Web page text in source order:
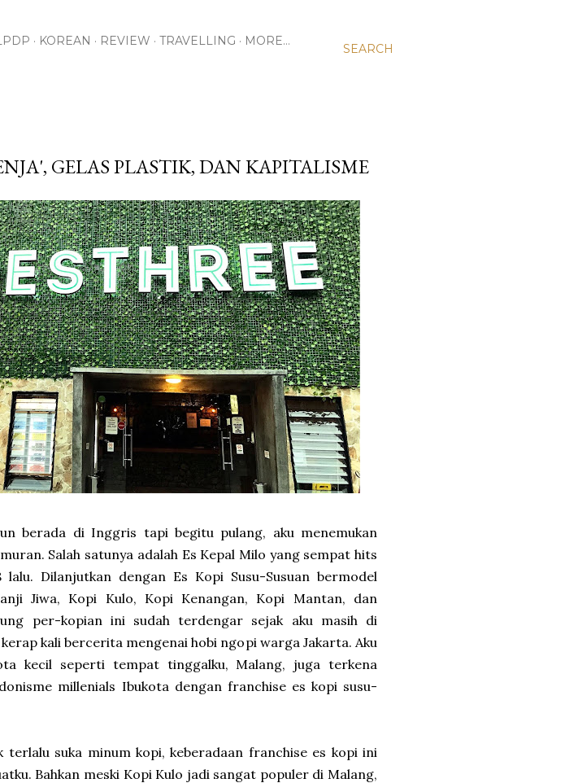
SEARCH
KOREAN REVIEW TRAVELLING MORE…
GELAS PLASTIK, DAN KAPITALISME
berada di Inggris tapi begitu pulang, aku menemukan
Salah satunya adalah Es Kepal Milo yang sempat hits
Dilanjutkan dengan Es Kopi Susu-Susuan bermodel
Jiwa, Kopi Kulo, Kopi Kenangan, Kopi Mantan, dan
per-kopian ini sudah terdengar sejak aku masih di
kali bercerita mengenai hobi ngopi warga Jakarta. Aku
kecil seperti tempat tinggalku, Malang, juga terkena
millenials Ibukota dengan franchise es kopi susu-
terlalu suka minum kopi, keberadaan franchise es kopi ini
Bahkan meski Kopi Kulo jadi sangat populer di Malang,